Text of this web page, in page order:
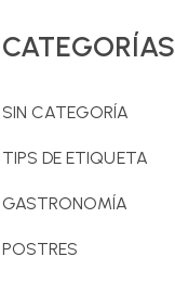
CATEGORÍAS
SIN CATEGORÍA
TIPS DE ETIQUETA
GASTRONOMÍA
POSTRES